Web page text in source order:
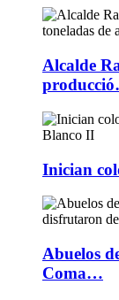
Alcalde
Inician
Abuelos
Coma…